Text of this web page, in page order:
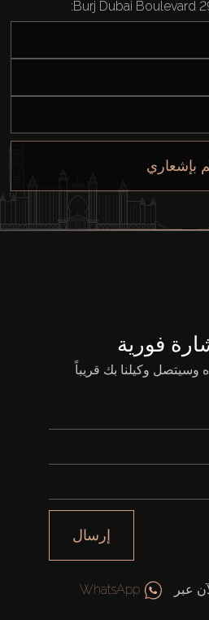
إيجار
من نحن
بإشعاري
فورية
وسيتصل وكيلنا بك قريباً
إرسال
عبر WhatsApp